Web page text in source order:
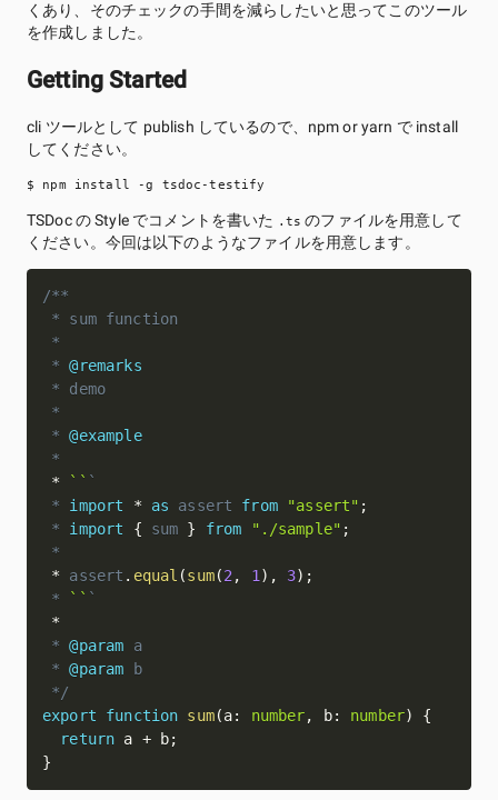
くあり、そのチェックの手間を減らしたいと思ってこのツール
を作成しました。
Getting Started
cli ツールとして publish しているので、npm or yarn で install
してください。
TSDoc の Style でコメントを書いた .ts のファイルを用意して
ください。今回は以下のようなファイルを用意します。
/**
* sum function
*
* @remarks
* demo
*
* @example
*
*
`` `
* import * as assert from "assert" ;
* import { sum } from "./sample" ;
*
* assert . equal (sum(2 , 1 ) , 3) ;
*
`` `
*
* @param
a
* @param
b
*/
export
function sum(a: number, b: number)
{
return a + b;
}